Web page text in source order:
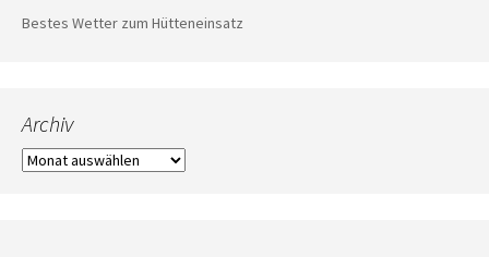
Bestes Wetter zum Hütteneinsatz
Archiv
Archiv